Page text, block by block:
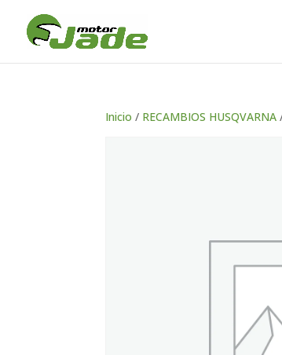
Inicio / RECAMBIOS HUSQVARNA